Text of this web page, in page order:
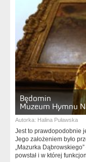
Będomin
Muzeum Hymnu
Autorka: Halina Puławska
Jest to prawdopodobnie
Jego założeniem było
„Mazurka
powstał i w której